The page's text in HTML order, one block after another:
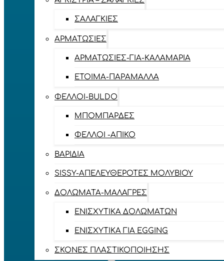
ΣΑΛΑΓΚΙΈΣ
ΑΡΜΑΤΩΣΙΈΣ
ΑΡΜΑΤΩΣΙΈΣ-ΓΙΑ-ΚΑΛΑΜΆΡΙΑ
ΈΤΟΙΜΑ-ΠΑΡΆΜΑΛΛΑ
ΦΕΛΛΟΊ-BULDO
ΜΠΟΜΠΆΡΔΕΣ
ΦΕΛΛΟΊ -ΑΠΊΚΟ
ΒΑΡΊΔΙΑ
SISSY-ΑΠΕΛΕΥΘΕΡΟΤΈΣ ΜΟΛΥΒΙΟΎ
ΔΟΛΏΜΑΤΑ-ΜΑΛΆΓΡΕΣ
ΕΝΙΣΧΥΤΙΚΆ ΔΟΛΩΜΆΤΩΝ
ΕΝΙΣΧΥΤΙΚΆ ΓΙΑ EGGING
ΣΚΌΝΕΣ ΠΛΑΣΤΙΚΟΠΟΊΗΣΗΣ